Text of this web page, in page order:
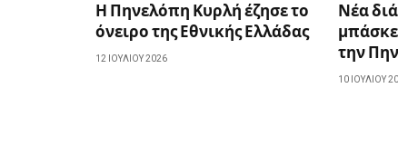
Η Πηνελόπη Κυρλή έζησε το
όνειρο της Εθνικής Ελλάδας
12 ΙΟΥΛΊΟΥ 2026
Νέα
την
10 ΙΟΥΛΊΟΥ